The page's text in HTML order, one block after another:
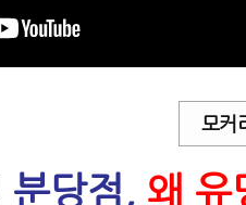
모커
분당점, 왜 유